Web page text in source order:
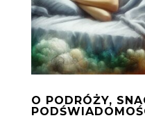
O PODRÓŻY,